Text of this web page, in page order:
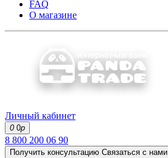
FAQ
О магазине
Личный кабинет
0 0р
8 800 200 06 90
Получить консультацию Связаться с нами